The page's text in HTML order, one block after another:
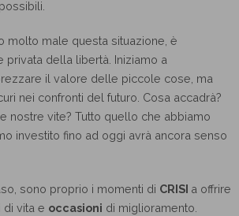
molto male questa situazione, è
privata della libertà. Iniziamo a
il valore delle piccole cose, ma
nei confronti del futuro. Cosa accadrà?
nostre vite? Tutto quello che abbiamo
investito fino ad oggi avrà ancora senso
sono proprio i momenti di CRISI a offrire
di vita e occasioni di miglioramento.